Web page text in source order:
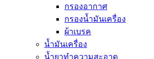
กรองอากาศ
กรองน้ำมันเครื่อง
ผ้าเบรค
น้ำมันเครื่อง
น้ำยาทำความสะอาด